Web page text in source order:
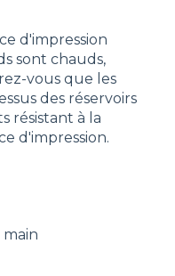
d'impression
sont chauds,
vous que les
des réservoirs
résistant à la
d'impression.
main